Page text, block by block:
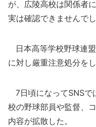
が、広陵高校は関係者
実は確認できませんで
日本高等学校野球連
に対し厳重注意処分を
7日頃になってSNSで
校の野球部員や監督、
内容が拡散した。